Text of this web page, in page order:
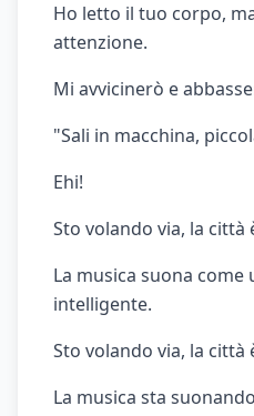
Ho letto il tuo corpo,
attenzione.
Mi avvicinerò e
"Sali in macchina,
Ehi!
Sto volando via, la città
La musica suona come
intelligente.
Sto volando via, la città
La musica sta